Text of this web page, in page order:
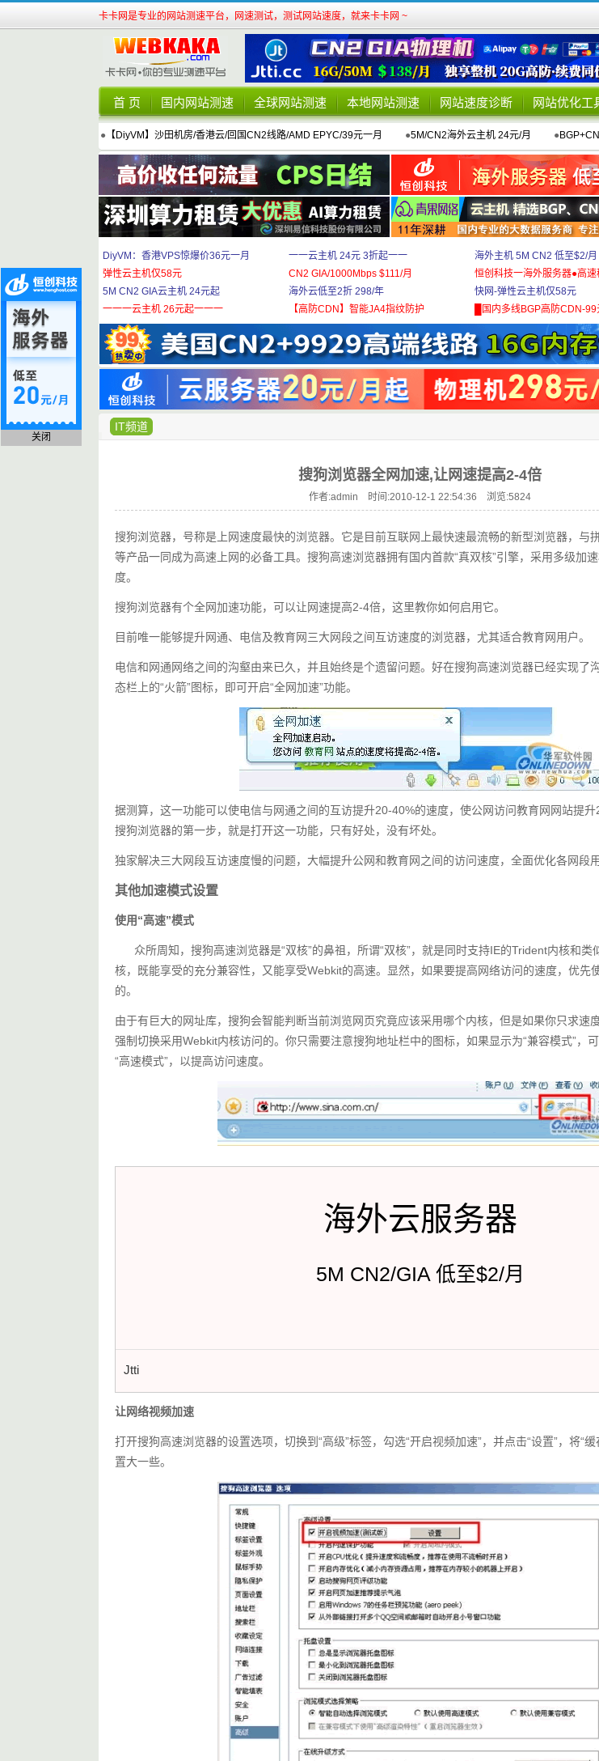
卡卡网是专业的网站测速平台，网速测试，测试网站速度，就来卡卡网 ~
首 页 国内网站测速 全球网站测速 本地网站测速 网站速度诊断 网站优化工
● 【DiyVM】沙田机房/香港云/回国CN2线路/AMD EPYC/39元一月 ●5M/CN2海外云主机 24元/月 ●
DiyVM：香港VPS惊爆价36元一月
弹性云主机仅58元
5M CN2 GIA云主机 24元起
一一一云主机 26元起一一一
一一云主机 24元 3折起一一
CN2 GIA/1000Mbps $111/月
海外云低至2折 298/年
【高防CDN】智能JA4指纹防护
海外主机 5M CN2 低至$2/月
恒创科技一海外服务器●高速
快网-弹性云主机仅58元
█国内多线BGP高防CDN-99
IT频道
搜狗浏览器全网加速,让网速提高2-4倍
作者:admin 时间:2010-12-1 22:54:36 浏览:5824
搜狗浏览器，号称是上网速度最快的浏览器。它是目前互联网上最快速最流畅的新型浏览器，与
等产品一同成为高速上网的必备工具。搜狗高速浏览器拥有国内首款“真双核”引擎，采用多级加
度。
搜狗浏览器有个全网加速功能，可以让网速提高2-4倍，这里教你如何启用它。
目前唯一能够提升网通、电信及教育网三大网段之间互访速度的浏览器，尤其适合教育网用户。
电信和网通网络之间的沟壑由来已久，并且始终是个遗留问题。好在搜狗高速浏览器已经实现了
态栏上的“火箭”图标，即可开启“全网加速”功能。
据测算，这一功能可以使电信与网通之间的互访提升20-40%的速度，使公网访问教育网网站提
搜狗浏览器的第一步，就是打开这一功能，只有好处，没有坏处。
独家解决三大网段互访速度慢的问题，大幅提升公网和教育网之间的访问速度，全面优化各网段
其他加速模式设置
使用“高速”模式
众所周知，搜狗高速浏览器是“双核”的鼻祖，所谓“双核”，就是同时支持IE的Trident内核和
核，既能享受的充分兼容性，又能享受Webkit的高速。显然，如果要提高网络访问的速度，优先
的。
由于有巨大的网址库，搜狗会智能判断当前浏览网页究竟应该采用哪个内核，但是如果你只求速
强制切换采用Webkit内核访问的。你只需要注意搜狗地址栏中的图标，如果显示为“兼容模式”，
“高速模式”，以提高访问速度。
海外云服务器
5M CN2/GIA 低至$2/月
Jtti
让网络视频加速
打开搜狗高速浏览器的设置选项，切换到“高级”标签，勾选“开启视频加速”，并点击“设置”，将“
置大一些。
关闭